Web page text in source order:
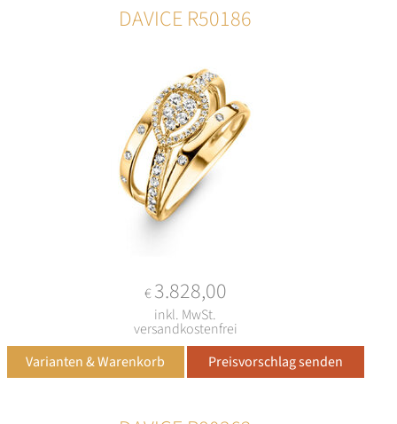
DAVICE R50186
€3.828,00
inkl. MwSt.
versandkostenfrei